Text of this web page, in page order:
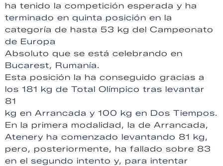
ha tenido la competición esperada y ha
terminado en quinta posición en la
categoría de hasta 53 kg del Campeonato
de Europa
Absoluto que se está celebrando en
Bucarest, Rumanía.
Esta posición la ha conseguido gracias a
los 181 kg de Total Olímpico tras levantar
81
kg en Arrancada y 100 kg en Dos Tiempos.
En la primera modalidad, la de Arrancada,
Atenery ha comenzado levantando 81 kg,
pero, posteriormente, ha fallado sobre 83
en el segundo intento y, para intentar